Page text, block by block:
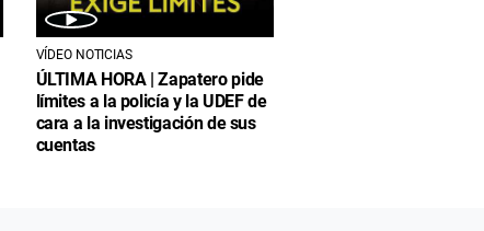
VÍDEO NOTICIAS
ÚLTIMA HORA | Zapatero pide
límites a la policía y la UDEF de
cara a la investigación de sus
cuentas